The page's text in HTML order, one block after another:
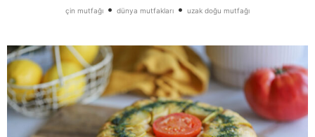
çin mutfağı • dünya mutfakları • uzak doğu mutfağı